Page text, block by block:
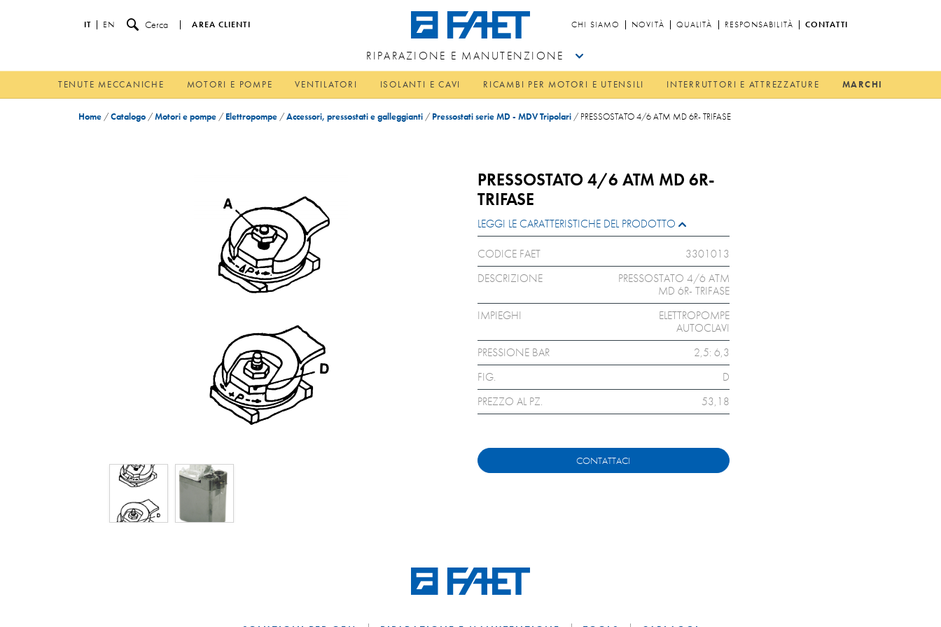
IT EN Cerca AREA CLIENTI CHI SIAMO NOVITÀ QUALITÀ RESPONSABILITÀ CONTATTI
RIPARAZIONE E MANUTENZIONE
TENUTE MECCANICHE MOTORI E POMPE VENTILATORI ISOLANTI E CAVI RICAMBI PER MOTORI E UTENSILI INTERRUTTORI E ATTREZZATURE MARCHI
Home /Catalogo /Motori e pompe / Elettropompe /Accessori, pressostati e galleggianti / Pressostati serie MD - MDV Tripolari / PRESSOSTATO 4/6 ATM MD 6R- TRIFASE
PRESSOSTATO 4/6 ATM MD 6R-
TRIFASE
LEGGI LE CARATTERISTICHE DEL PRODOTTO
CODICE FAET
3301013
DESCRIZIONE
PRESSOSTATO 4/6 ATM
MD 6R- TRIFASE
IMPIEGHI
ELETTROPOMPE
AUTOCLAVI
PRESSIONE BAR
2,5: 6,3
FIG.
D
PREZZO AL PZ.
53,18
CONTATTACI